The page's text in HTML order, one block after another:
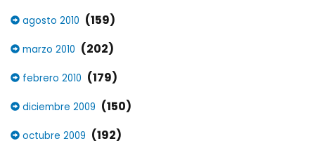
agosto 2010 (159)
marzo 2010 (202)
febrero 2010 (179)
diciembre 2009 (150)
octubre 2009 (192)